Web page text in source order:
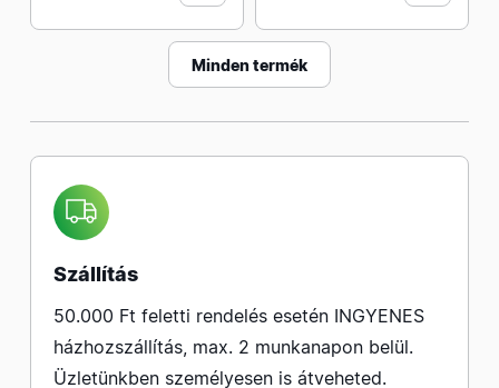
Minden termék
Szállítás
50.000 Ft feletti rendelés esetén INGYENES
házhozszállítás, max. 2 munkanapon belül.
Üzletünkben személyesen is átveheted.